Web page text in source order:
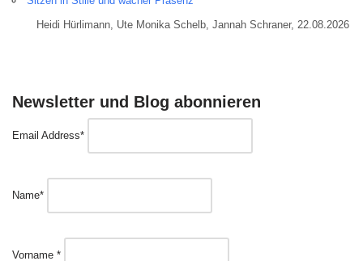
Heidi Hürlimann, Ute Monika Schelb, Jannah Schraner, 22.08.2026
Newsletter und Blog abonnieren
Email Address*
Name*
Vorname *